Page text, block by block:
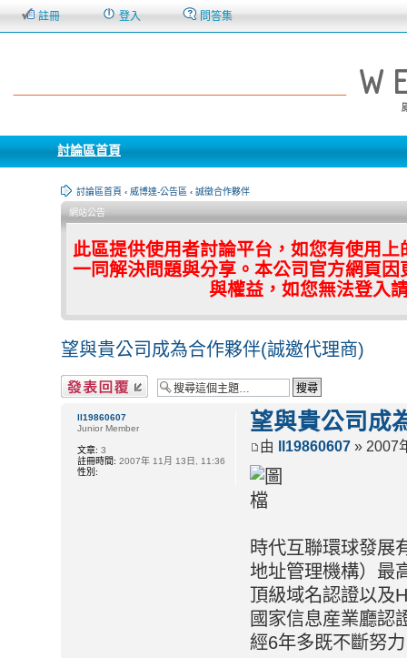
註冊 登入 問答集
討論區首頁
討論區首頁 ‹ 威博達-公告區 ‹ 誠徵合作夥伴
網站公告
此區提供使用者討論平台，如您有使用
一同解決問題與分享。本公司官方網頁
與權益，如您無法登入
望與貴公司成為合作夥伴(誠邀代理商)
發表回覆
望與貴公司成
由 ll19860607 » 2007
時代互聯環球發展
地址管理機構）最
頂級域名認證以
國家信息産業廳認
經6年多既不斷努
ll19860607
Junior Member
文章: 3
註冊時間: 2007年 11月 13日, 11:36
性別: